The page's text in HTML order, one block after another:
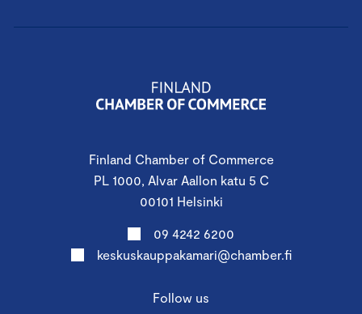
Finland Chamber of Commerce
PL 1000, Alvar Aallon katu 5 C
00101 Helsinki
09 4242 6200
keskuskauppakamari@chamber.fi
Follow us